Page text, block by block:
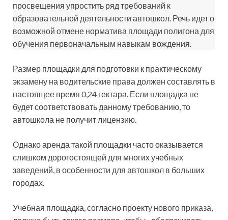
просвещения упростить ряд требований к
образовательной деятельности автошкол. Речь идет о
возможной отмене норматива площади полигона для
обучения первоначальным навыкам вождения.
Размер площадки для подготовки к практическому
экзамену на водительские права должен составлять в
настоящее время 0,24 гектара. Если площадка не
будет соответствовать данному требованию, то
автошкола не получит лицензию.
Однако аренда такой площадки часто оказывается
слишком дорогостоящей для многих учебных
заведений, в особенности для автошкол в больших
городах.
Учебная площадка, согласно проекту нового приказа,